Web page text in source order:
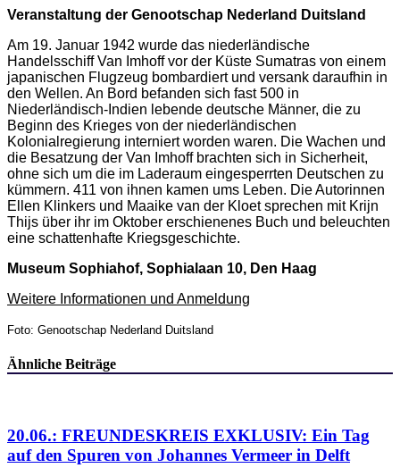
Veranstaltung der Genootschap Nederland Duitsland
Am 19. Januar 1942 wurde das niederländische
Handelsschiff Van Imhoff vor der Küste Sumatras von einem
japanischen Flugzeug bombardiert und versank daraufhin in
den Wellen. An Bord befanden sich fast 500 in
Niederländisch-Indien lebende deutsche Männer, die zu
Beginn des Krieges von der niederländischen
Kolonialregierung interniert worden waren. Die Wachen und
die Besatzung der Van Imhoff brachten sich in Sicherheit,
ohne sich um die im Laderaum eingesperrten Deutschen zu
kümmern. 411 von ihnen kamen ums Leben. Die Autorinnen
Ellen Klinkers und Maaike van der Kloet sprechen mit Krijn
Thijs über ihr im Oktober erschienenes Buch und beleuchten
eine schattenhafte Kriegsgeschichte.
Museum Sophiahof, Sophialaan 10, Den Haag
Weitere Informationen und Anmeldung
Foto: Genootschap Nederland Duitsland
Ähnliche Beiträge
20.06.: FREUNDESKREIS EXKLUSIV: Ein Tag
auf den Spuren von Johannes Vermeer in Delft